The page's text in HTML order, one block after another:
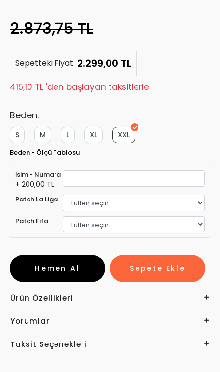
2.873,75 TL
Sepetteki Fiyat 2.299,00 TL
415,10 TL 'den başlayan taksitlerle
Beden:
XXL
XL
L
M
S
Beden - Ölçü Tablosu
İsim - Numara
+ 200,00 TL
Patch La Liga
Patch Fifa
Sepete Ekle
Hemen Al
Ürün Özellikleri
Yorumlar
Taksit Seçenekleri